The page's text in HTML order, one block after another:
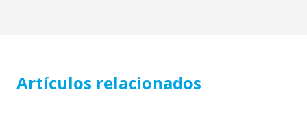
Artículos relacionados